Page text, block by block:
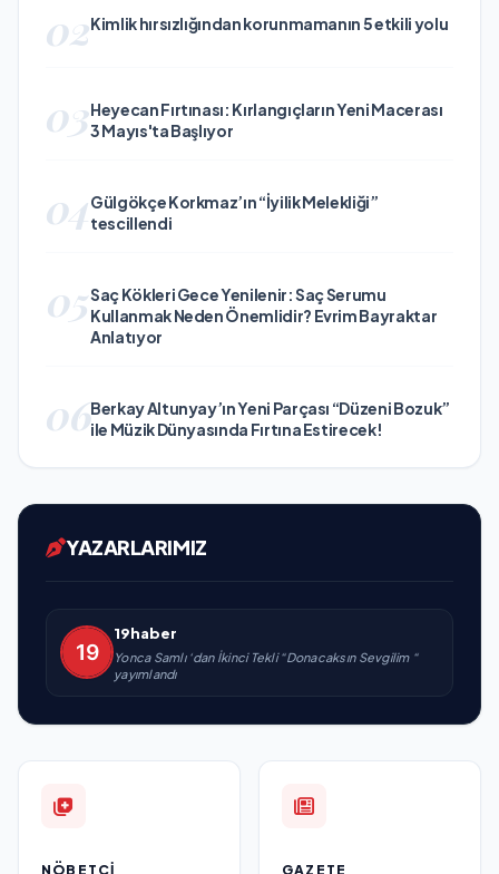
02Kimlik hırsızlığından korunmamanın 5 etkili yolu
03Heyecan Fırtınası: Kırlangıçların Yeni Macerası
3 Mayıs'ta Başlıyor
04Gülgökçe Korkmaz’ın “İyilik Melekliği”
tescillendi
05Saç Kökleri Gece Yenilenir: Saç Serumu
Kullanmak Neden Önemlidir? Evrim Bayraktar
Anlatıyor
06Berkay Altunyay’ın Yeni Parçası “Düzeni Bozuk”
ile Müzik Dünyasında Fırtına Estirecek!
YAZARLARIMIZ
19haber
Yonca Samlı ‘dan İkinci Tekli “Donacaksın Sevgilim “
yayımlandı
NÖBETÇI
GAZETE